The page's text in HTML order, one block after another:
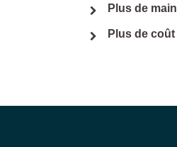
Plus de
Plus de